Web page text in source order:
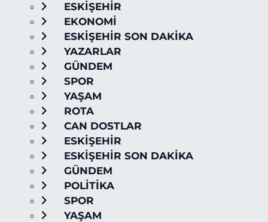
ESKİŞEHİR
EKONOMİ
ESKİŞEHİR SON DAKİKA
YAZARLAR
GÜNDEM
SPOR
YAŞAM
ROTA
CAN DOSTLAR
ESKİŞEHİR
ESKİŞEHİR SON DAKİKA
GÜNDEM
POLİTİKA
SPOR
YAŞAM